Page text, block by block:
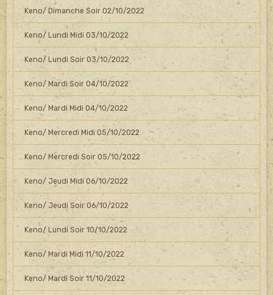
Keno/ Dimanche Soir 02/10/2022
Keno/ Lundi Midi 03/10/2022
Keno/ Lundi Soir 03/10/2022
Keno/ Mardi Soir 04/10/2022
Keno/ Mardi Midi 04/10/2022
Keno/ Mercredi Midi 05/10/2022
Keno/ Mercredi Soir 05/10/2022
Keno/ Jeudi Midi 06/10/2022
Keno/ Jeudi Soir 06/10/2022
Keno/ Lundi Soir 10/10/2022
Keno/ Mardi Midi 11/10/2022
Keno/ Mardi Soir 11/10/2022